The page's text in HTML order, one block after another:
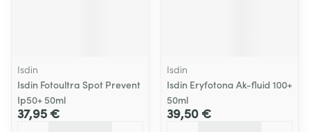
Isdin
Isdin Fotoultra Spot Prevent
Ip50+ 50ml
37,95 €
Isdin
Isdin Eryfotona Ak-fluid 100+
50ml
39,50 €